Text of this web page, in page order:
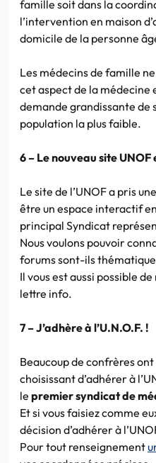
famille soit dans la
l’intervention en maison
domicile de la personne
Les médecins de famille
cet aspect de la médecine
demande grandissante de
population la plus faible.
6 – Le nouveau site
Le site de l’UNOF a pris
être un espace interactif
principal Syndicat
Nous voulons pouvoir
forums sont-ils
Il vous est aussi possible
lettre info.
7 – J’adhère à l’U.N.O.F. !
Beaucoup de confrères
choisissant d’adhérer à
le premier syndicat de
Et si vous faisiez comme
décision d’adhérer à
Pour tout renseignement